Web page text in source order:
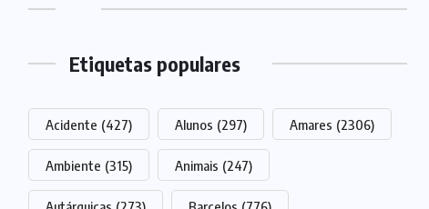
Etiquetas populares
Acidente (427) Alunos (297) Amares (2306)
Ambiente (315) Animais (247)